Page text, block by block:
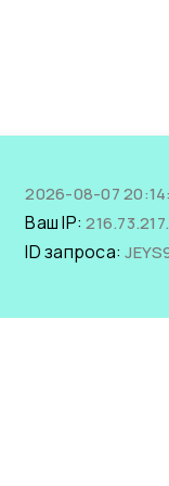
2026-08-07
Ваш IP:
ID запроса: